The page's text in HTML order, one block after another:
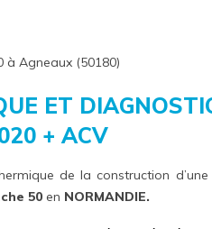
à Agneaux (50180)
ET
+ ACV
de la construction
50 en NORMANDIE.